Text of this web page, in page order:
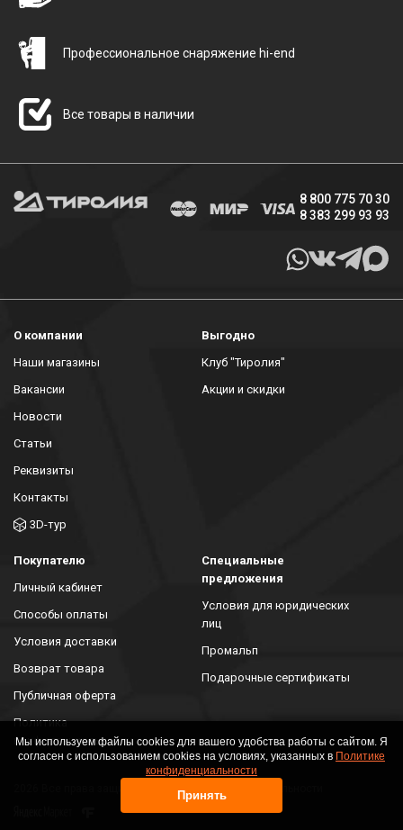
Профессиональное снаряжение hi-end
Все товары в наличии
8 800 775 70 30
8 383 299 93 93
О компании
Наши магазины
Вакансии
Новости
Статьи
Реквизиты
Контакты
3D-тур
Выгодно
Клуб "Тиролия"
Акции и скидки
Покупателю
Личный кабинет
Способы оплаты
Условия доставки
Возврат товара
Публичная оферта
Политика
конфиденциальности
Специальные
предложения
Условия для юридических
лиц
Промальп
Подарочные сертификаты
2026 Все права защищены. Политика конфиденциальности
Мы используем файлы cookies для вашего удобства работы с сайтом. Я
согласен с использованием cookies на условиях, указанных в Политике
конфиденциальности
Принять